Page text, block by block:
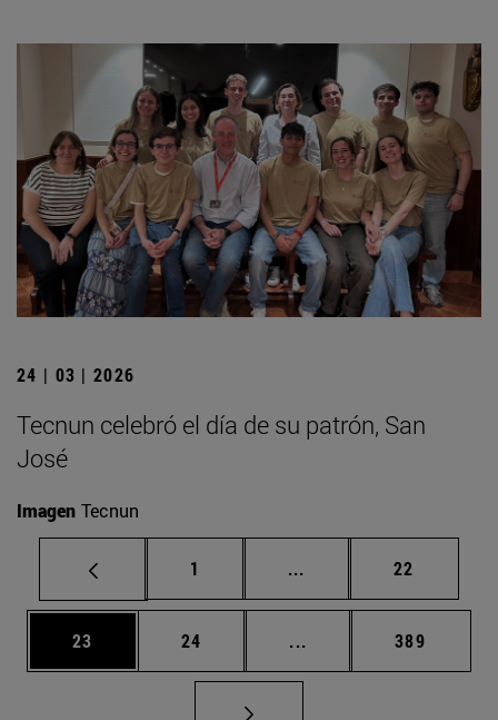
24 | 03 | 2026
Tecnun celebró el día de su patrón, San
José
Imagen Tecnun
Página
1 ... Páginas intermedias
Página
22
Página
23 Página
24 ... Páginas intermedias
Página
389